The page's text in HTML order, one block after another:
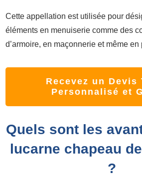
Cette appellation est utilisée pour
éléments en menuiserie comme des
d’armoire, en maçonnerie et même en
Recevez un Devis
Personnalisé et
Quels sont les
lucarne chapeau
?